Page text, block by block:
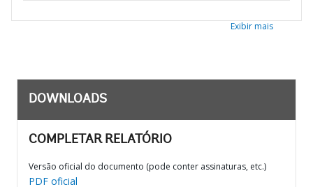
Exibir mais
DOWNLOADS
COMPLETAR RELATÓRIO
Versão oficial do documento (pode conter assinaturas, etc.)
PDF oficial